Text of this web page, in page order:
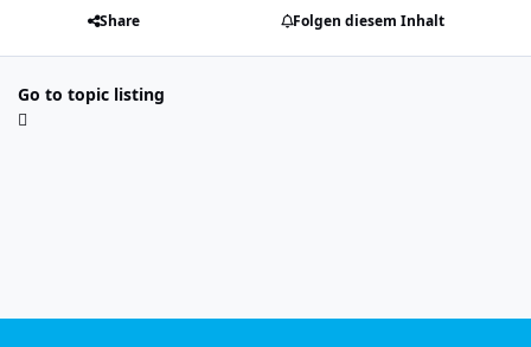
Share Folgen diesem Inhalt
Go to topic listing